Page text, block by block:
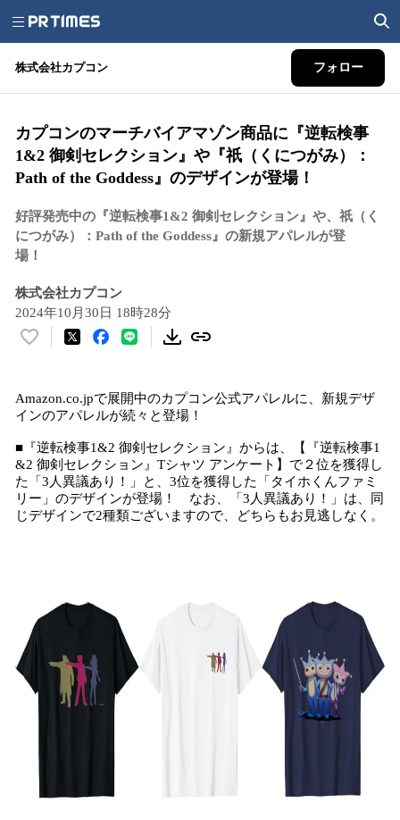
株式会社カプコン フォロー
カプコンのマーチバイアマゾン商品に『逆転検事
1&2 御剣セレクション』や『祇（くにつがみ）：
Path of the Goddess』のデザインが登場！
好評発売中の『逆転検事1&2 御剣セレクション』や、祇（く
につがみ）：Path of the Goddess』の新規アパレルが登
場！
株式会社カプコン
2024年10月30日 18時28分
い
！
数
を
読
み
込
み
Amazon.co.jpで展開中のカプコン公式アパレルに、新規デザ
インのアパレルが続々と登場！
■『逆転検事1&2 御剣セレクション』からは、【『逆転検事1
&2 御剣セレクション』Tシャツ アンケート】で２位を獲得し
た「3人異議あり！」と、3位を獲得した「タイホくんファミ
リー」のデザインが登場！ なお、「3人異議あり！」は、同
じデザインで2種類ございますので、どちらもお見逃しなく。